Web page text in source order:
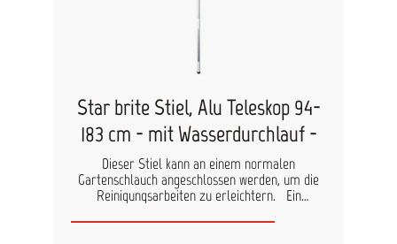
Star brite Stiel, Alu Teleskop 94-
183 cm - mit Wasserdurchlauf -
Dieser Stiel kann an einem normalen
Gartenschlauch angeschlossen werden, um die
Reinigungsarbeiten zu erleichtern. Ein